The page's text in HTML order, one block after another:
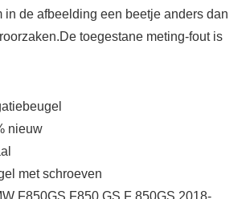
in de afbeelding een beetje anders dan
toegestane meting-fout is
nieuw
met schroeven